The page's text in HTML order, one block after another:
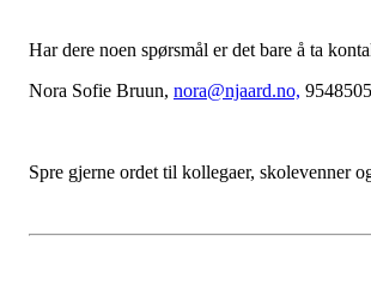
Har dere noen spørsmål er det bare å ta
Nora Sofie Bruun, nora@njaard.no,
Spre gjerne ordet til kollegaer, skolevenner